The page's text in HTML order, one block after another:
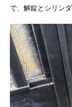
で、解錠とシリン